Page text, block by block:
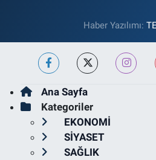
Haber Yazılımı:
Ana Sayfa
Kategoriler
EKONOMİ
SİYASET
SAĞLIK